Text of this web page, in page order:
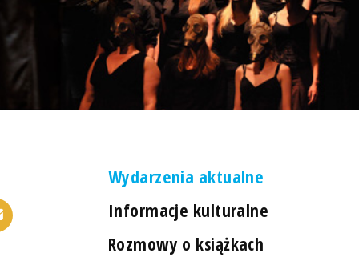
Wydarzenia aktualne
Informacje kulturalne
Rozmowy o książkach